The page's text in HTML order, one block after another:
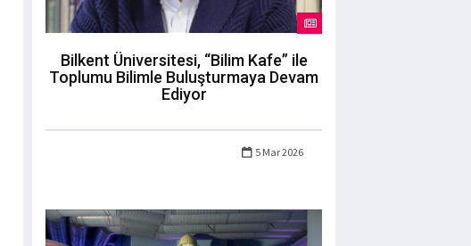
Bilkent Üniversitesi, “Bilim Kafe” ile
Toplumu Bilimle Buluşturmaya Devam
Ediyor
5 Mar 2026